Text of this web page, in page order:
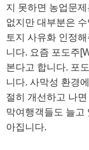
지 못하면 농업문
없지만 대부분은
토지 사유화 인정
니다. 요즘 포도주
본다고 합니다. 포
니다. 사막성 환경
절히 개선하고 나
막여행객들도 늘고
아집니다.